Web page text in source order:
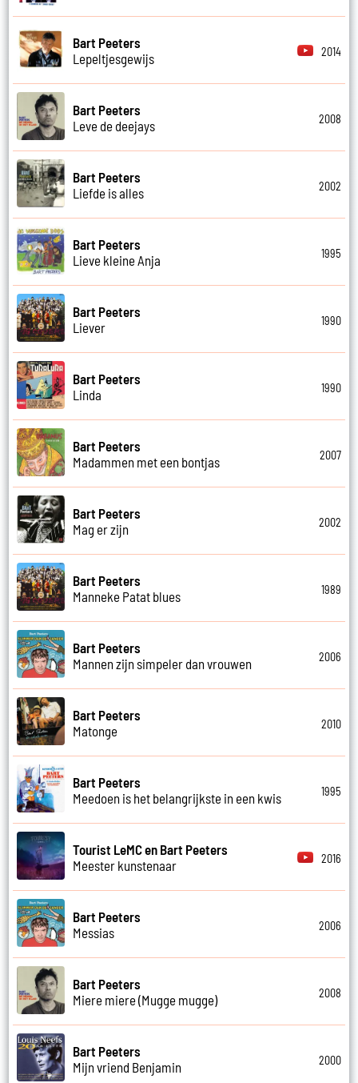
Bart Peeters
Lepeltjesgewijs
2014
Bart Peeters
Leve de deejays
2008
Bart Peeters
Liefde is alles
2002
Bart Peeters
Lieve kleine Anja
1995
Bart Peeters
Liever
1990
Bart Peeters
Linda
1990
Bart Peeters
Madammen met een bontjas
2007
Bart Peeters
Mag er zijn
2002
Bart Peeters
Manneke Patat blues
1989
Bart Peeters
Mannen zijn simpeler dan vrouwen
2006
Bart Peeters
Matonge
2010
Bart Peeters
Meedoen is het belangrijkste in een kwis
1995
Tourist LeMC en Bart Peeters
Meester kunstenaar
2016
Bart Peeters
Messias
2006
Bart Peeters
Miere miere (Mugge mugge)
2008
Bart Peeters
Mijn vriend Benjamin
2000